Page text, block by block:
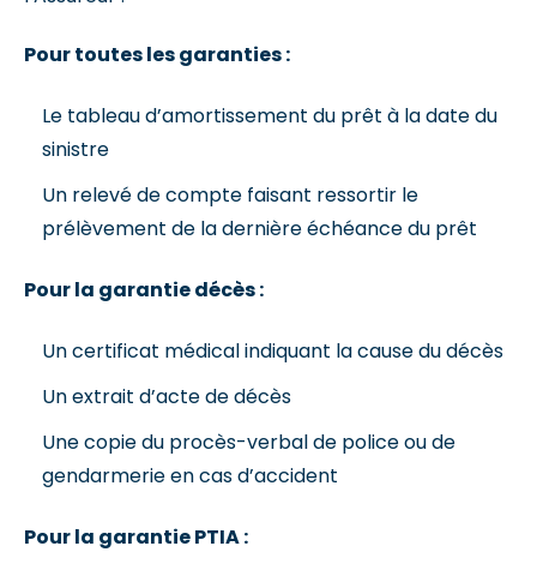
Pour toutes les garanties :
Le tableau d’amortissement du prêt à la date du
sinistre
Un relevé de compte faisant ressortir le
prélèvement de la dernière échéance du prêt
Pour la garantie décès :
Un certificat médical indiquant la cause du décès
Un extrait d’acte de décès
Une copie du procès-verbal de police ou de
gendarmerie en cas d’accident
Pour la garantie PTIA :